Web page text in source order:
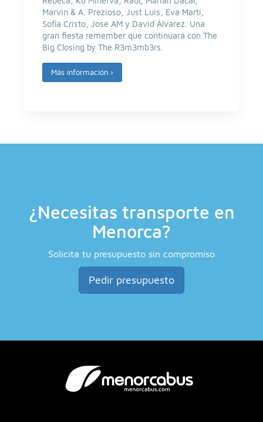
Marvin & A. Prezioso, Just Luis, Eva Martí,
Sofía Cristo, Jose AM y David Álvarez. Una
gran fiesta remember que continuará con The
Big Closing by The R3m3mb3rs.
Más información ›
¿Necesitas transporte en
Menorca?
Solicita tu presupuesto sin compromiso
Pedir presupuesto